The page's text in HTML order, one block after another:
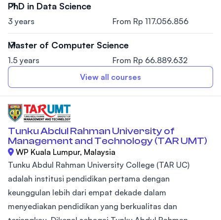
PhD in Data Science
3 years From Rp 117.056.856
Master of Computer Science
1.5 years
From Rp 66.889.632
View all courses
Tunku Abdul Rahman University of
Management and Technology (TAR UMT)
WP Kuala Lumpur, Malaysia
Tunku Abdul Rahman University College (TAR UC)
adalah institusi pendidikan pertama dengan
keunggulan lebih dari empat dekade dalam
menyediakan pendidikan yang berkualitas dan